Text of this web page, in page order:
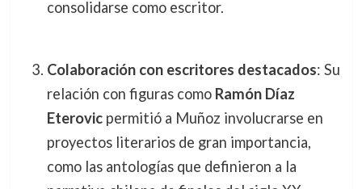
consolidarse como escritor.
Colaboración con escritores destacados: Su
relación con figuras como Ramón Díaz
Eterovicpermitió a Muñoz involucrarse en
proyectos literarios de gran importancia,
como las antologías que definieron a la